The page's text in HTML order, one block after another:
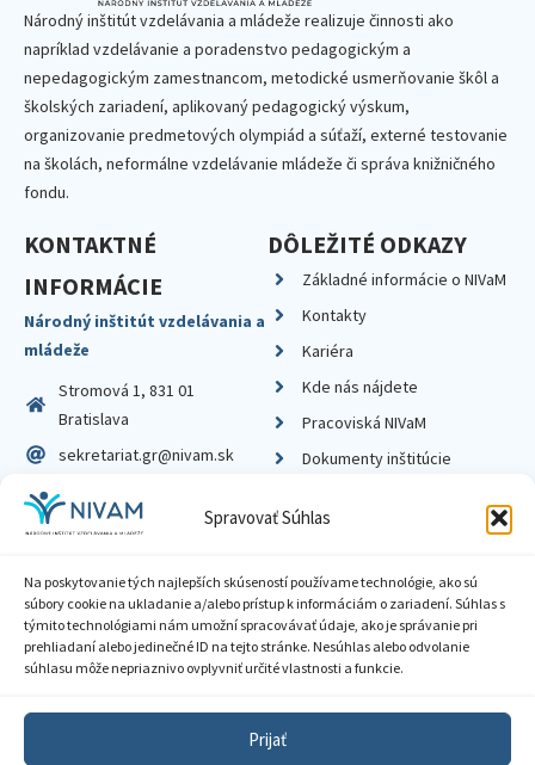
Spravovať Súhlas
Na poskytovanie tých najlepších skúseností používame technológie, ako sú
súbory cookie na ukladanie a/alebo prístup k informáciám o zariadení. Súhlas s
týmito technológiami nám umožní spracovávať údaje, ako je správanie pri
prehliadaní alebo jedinečné ID na tejto stránke. Nesúhlas alebo odvolanie
súhlasu môže nepriaznivo ovplyvniť určité vlastnosti a funkcie.
Prijať
Národný inštitút vzdelávania a mládeže realizuje činnosti ako
napríklad vzdelávanie a poradenstvo pedagogickým a
nepedagogickým zamestnancom, metodické usmerňovanie škôl a
školských zariadení, aplikovaný pedagogický výskum,
organizovanie predmetových olympiád a súťaží, externé testovanie
na školách, neformálne vzdelávanie mládeže či správa knižničného
fondu.
KONTAKTNÉ
INFORMÁCIE
Národný inštitút vzdelávania a
mládeže
Stromová 1, 831 01
Bratislava
sekretariat.gr@nivam.sk
IČO: 00164348
DIČ: 2020798714
DÔLEŽITÉ ODKAZY
Základné informácie o NIVaM
Kontakty
Kariéra
Kde nás nájdete
Pracoviská NIVaM
Dokumenty inštitúcie
Zásady ochrany súkromia
Sprístupnenie informácií